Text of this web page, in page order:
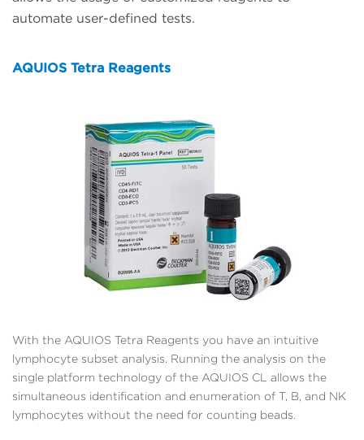
automate user-defined tests.
AQUIOS Tetra Reagents
With the AQUIOS Tetra Reagents you have an intuitive
lymphocyte subset analysis. Running the analysis on the
single platform technology of the AQUIOS CL allows the
simultaneous identification and enumeration of T, B, and NK
lymphocytes without the need for counting beads.